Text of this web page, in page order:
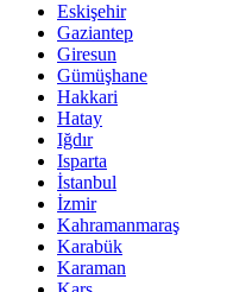
Eskişehir
Gaziantep
Giresun
Gümüşhane
Hakkari
Hatay
Iğdır
Isparta
İstanbul
İzmir
Kahramanmaraş
Karabük
Karaman